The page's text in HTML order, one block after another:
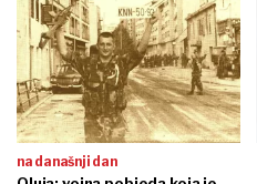
na današnji dan